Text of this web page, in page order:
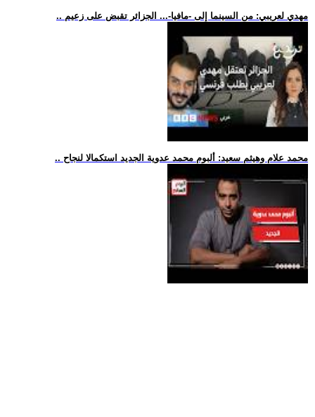
.. مهدي لعريبي: من السينما إلى -مافيا-... الجزائر تقبض على زعيم
.. محمد علام وهيثم سعيد: ألبوم محمد عدوية الجديد استكمالا لنجاح